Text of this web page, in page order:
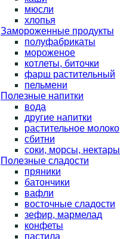
мюсли
хлопья
Замороженные продукты
полуфабрикаты
мороженое
котлеты, биточки
фарш растительный
пельмени
Полезные напитки
вода
другие напитки
растительное молоко
сбитни
соки, морсы, нектары
Полезные сладости
пряники
батончики
вафли
восточные сладости
зефир, мармелад
конфеты
пастила